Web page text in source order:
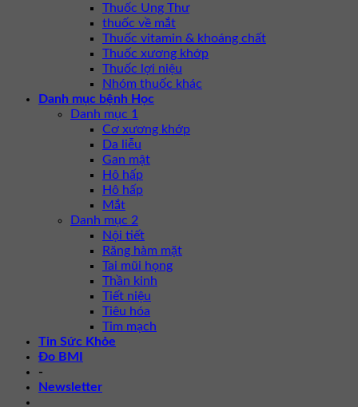
Thuốc Ung Thư
thuốc về mắt
Thuốc vitamin & khoáng chất
Thuốc xương khớp
Thuốc lợi niệu
Nhóm thuốc khác
Danh mục bệnh Học
Danh mục 1
Cơ xương khớp
Da liễu
Gan mật
Hô hấp
Hô hấp
Mắt
Danh mục 2
Nội tiết
Răng hàm mặt
Tai mũi họng
Thần kinh
Tiết niệu
Tiêu hóa
Tim mạch
Tin Sức Khỏe
Đo BMI
-
Newsletter